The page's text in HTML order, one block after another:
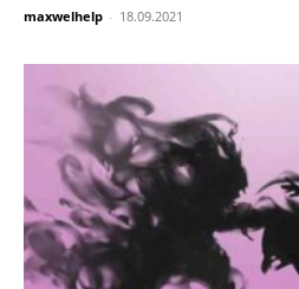
maxwelhelp - 18.09.2021